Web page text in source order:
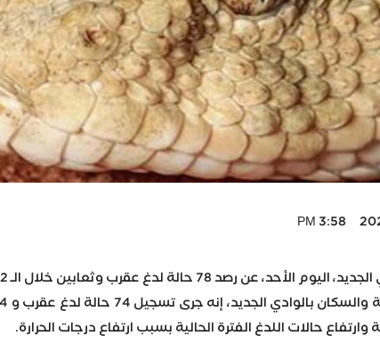
وثعابين خلال الـ 22 يومًا من أول شهر يونيو الجاري.